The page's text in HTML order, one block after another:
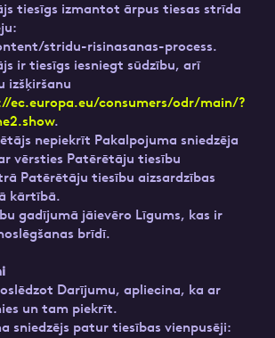
tiesīgs izmantot ārpus tiesas strīda
stridu-risinasanas-process.
ir tiesīgs iesniegt sūdzību, arī
izšķiršanu
ec.europa.eu/consumers/odr/main/?
.
nepiekrīt Pakalpojuma sniedzēja
vērsties Patērētāju tiesību
Patērētāju tiesību aizsardzības
kārtībā.
gadījumā jāievēro Līgums, kas ir
brīdī.
Darījumu, apliecina, ka ar
un tam piekrīt.
sniedzējs patur tiesības vienpusēji: